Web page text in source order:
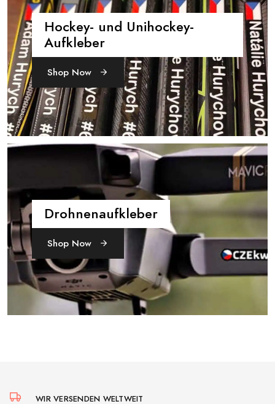
Hockey- und Unihockey-
Aufkleber
Shop Now
Drohnenaufkleber
Shop Now
WIR VERSENDEN WELTWEIT